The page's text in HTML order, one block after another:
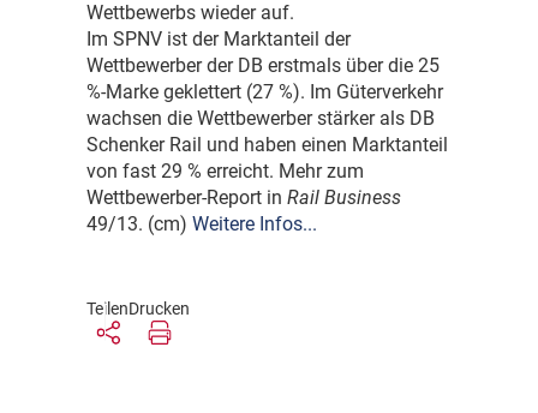
Wettbewerbs wieder auf.
Im SPNV ist der Marktanteil der
Wettbewerber der DB erstmals über die 25
%-Marke geklettert (27 %). Im Güterverkehr
wachsen die Wettbewerber stärker als DB
Schenker Rail und haben einen Marktanteil
von fast 29 % erreicht. Mehr zum
Wettbewerber-Report in Rail Business
49/13. (cm) Weitere Infos...
TeilenDrucken